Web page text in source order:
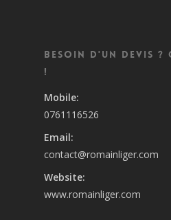
Besoin d'un devis ?
!
0761116526
contact@romainliger.com
www.romainliger.com